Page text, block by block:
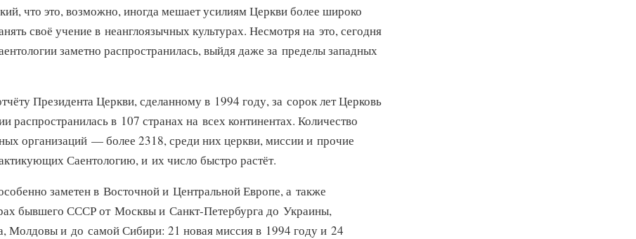
что это, возможно, иногда мешает усилиям Церкви более широко
своё учение в неанглоязычных культурах. Несмотря на это, сегодня
заметно распространилась, выйдя даже за пределы западных
Президента Церкви, сделанному в 1994 году, за сорок лет Церковь
распространилась в 107 странах на всех континентах. Количество
организаций — более 2318, среди них церкви, миссии и прочие
Саентологию, и их число быстро растёт.
заметен в Восточной и Центральной Европе, а также
бывшего СССР от Москвыи Санкт-Петербургадо Украины,
Молдовы и до самой Сибири: 21 новая миссия в 1994 году и 24